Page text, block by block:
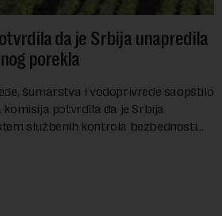
da je Srbija unapredila
porekla
šumarstva i vodoprivrede saopštilo
komisija potvrdila da je Srbija
službenih kontrola bezbednosti